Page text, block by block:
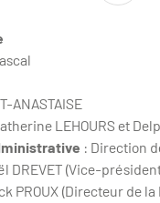
ANASTAISE
LEHOURS et
: Direction
DREVET (Vice-
PROUX (Directeur de la